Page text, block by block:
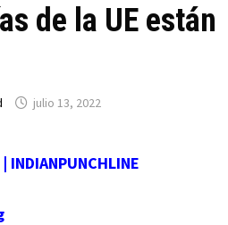
de la UE están
julio 13, 2022
| INDIANPUNCHLINE